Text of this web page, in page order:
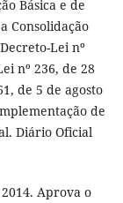
Básica e de
Consolidação
Lei nº
nº 236, de 28
de 5 de agosto
de
Diário Oficial
2014. Aprova o